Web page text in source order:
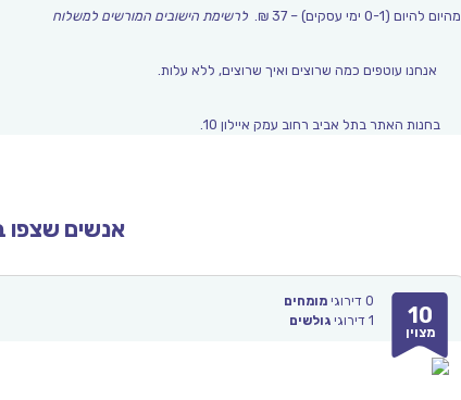
מהיום להיום (0-1 ימי עסקים) – 37 ₪.
לרשימת הישובים המורשים למשלוח
אנחנו עוטפים כמה שרוצים ואיך שרוצים, ללא עלות.
בחנות האתר בתל אביב רחוב עמק איילון 10.
אנשים שצפו
10
מצוין
0 דירוגי מומחים
1 דירוגי גולשים